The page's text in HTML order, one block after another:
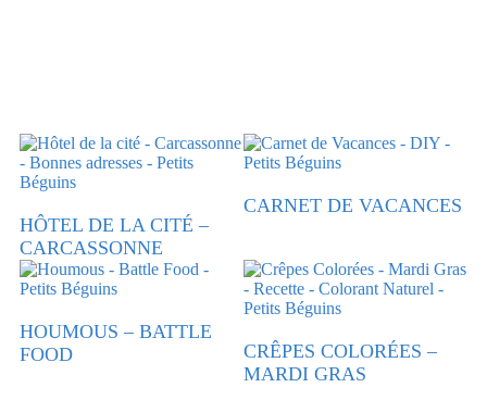
HÔTEL DE LA CITÉ –
CARCASSONNE
CARNET DE VACANCES
HOUMOUS – BATTLE
FOOD
CRÊPES COLORÉES –
MARDI GRAS